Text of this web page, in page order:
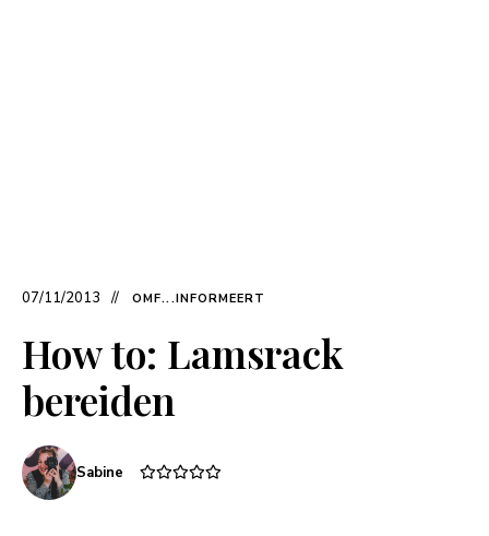
07/11/2013 OMF...INFORMEERT
How to: Lamsrack
bereiden
Sabine